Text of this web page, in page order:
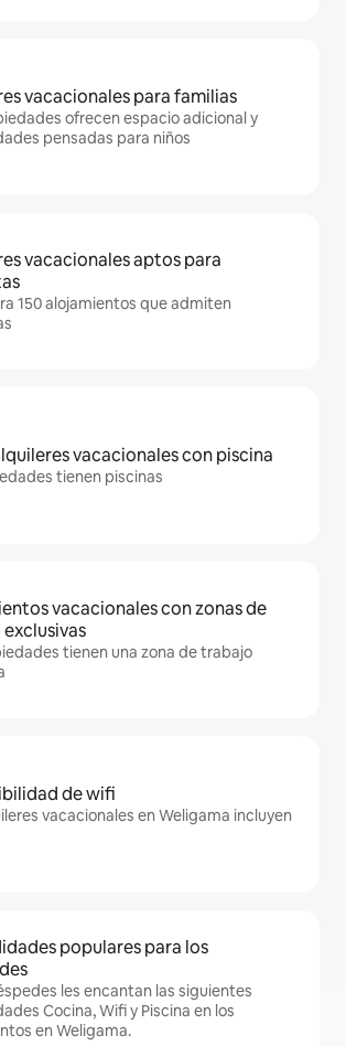
vacacionales para familias
ofrecen espacio adicional y
pensadas para niños
vacacionales aptos para
150 alojamientos que admiten
vacacionales con piscina
tienen piscinas
vacacionales con zonas de
tienen una zona de trabajo
de wifi
vacacionales en Weligama incluyen
populares para los
les encantan las siguientes
Cocina, Wifi y Piscina en los
en Weligama.